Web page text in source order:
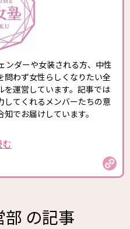
ンダーや女装される方、中性
問わず女性らしくなりたい全
を運営しています。記事では
してくれるメンバーたちの意
でお届けしています。
の記事